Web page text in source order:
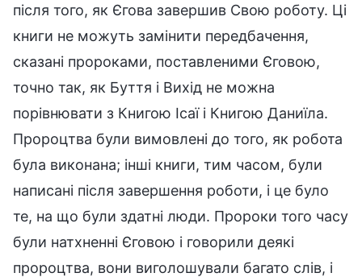
після того, як Єгова завершив Свою роботу. Ці
книги не можуть замінити передбачення,
сказані пророками, поставленими Єговою,
точно так, як Буття і Вихід не можна
порівнювати з Книгою Ісаї і Книгою Даниїла.
Пророцтва були вимовлені до того, як робота
була виконана; інші книги, тим часом, були
написані після завершення роботи, і це було
те, на що були здатні люди. Пророки того часу
були натхненні Єговою і говорили деякі
пророцтва, вони виголошували багато слів, і